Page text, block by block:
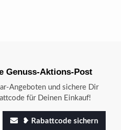
Genuss-Aktions-Post
Angeboten und sichere Dir
für Deinen Einkauf!
❥ Rabattcode sichern